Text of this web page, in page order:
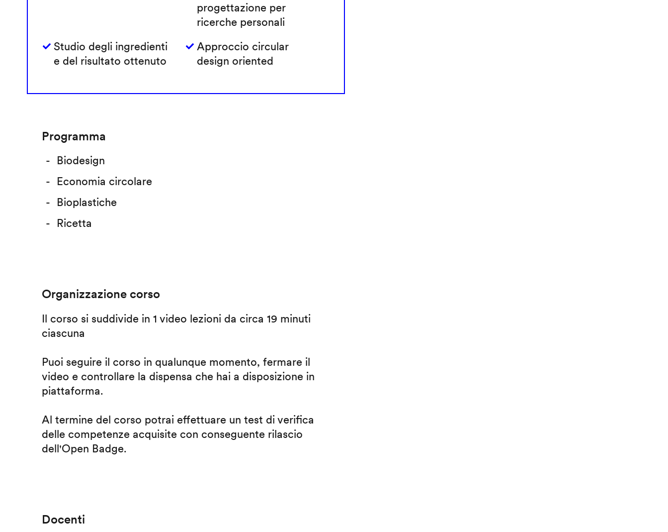
progettazione per
ricerche personali
Studio degli ingredienti
e del risultato ottenuto
Approccio circular
design oriented
Programma
Biodesign
Economia circolare
Bioplastiche
Ricetta
Organizzazione corso
Il corso si suddivide in 1 video lezioni da circa 19 minuti
ciascuna
Puoi seguire il corso in qualunque momento, fermare il
video e controllare la dispensa che hai a disposizione in
piattaforma.
Al termine del corso potrai effettuare un test di verifica
delle competenze acquisite con conseguente rilascio
dell'Open Badge.
Docenti